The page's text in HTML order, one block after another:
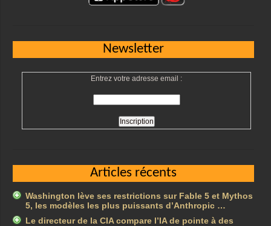
Newsletter
Entrez votre adresse email :
Articles récents
Washington lève ses restrictions sur Fable 5 et Mythos
5, les modèles les plus puissants d’Anthropic …
Le directeur de la CIA compare l’IA de pointe à des